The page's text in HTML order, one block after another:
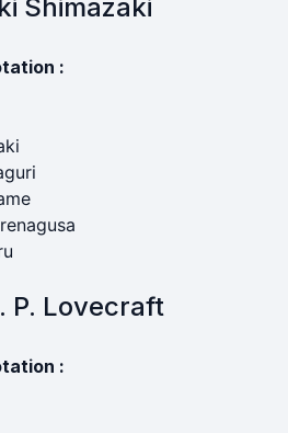
Shimazaki
:
P. Lovecraft
: